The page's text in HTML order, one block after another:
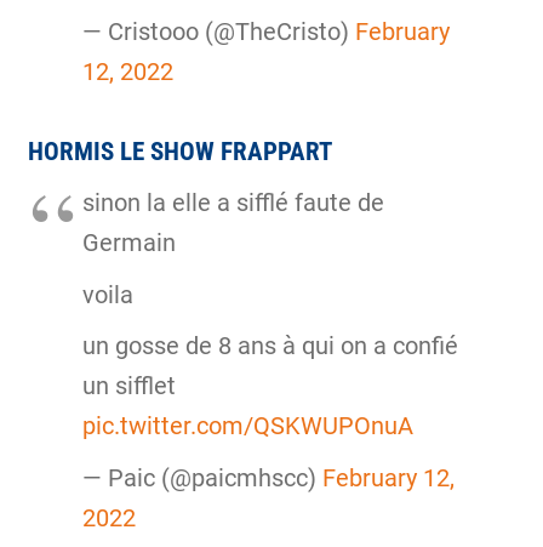
— Cristooo (@TheCristo) February
12, 2022
HORMIS LE SHOW FRAPPART
sinon la elle a sifflé faute de
Germain
voila
un gosse de 8 ans à qui on a confié
un sifflet
pic.twitter.com/QSKWUPOnuA
— Paic (@paicmhscc) February 12,
2022